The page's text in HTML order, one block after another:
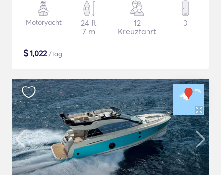
Motoryacht
24 ft
7 m
12
Kreuzfahrt
0
$1,022/Tag